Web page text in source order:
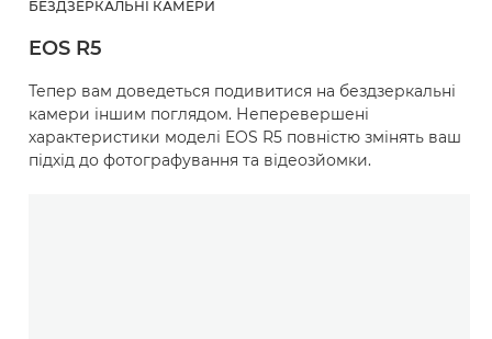
БЕЗДЗЕРКАЛЬНІ КАМЕРИ
EOS R5
Тепер вам доведеться подивитися на бездзеркальні
камери іншим поглядом. Неперевершені
характеристики моделі EOS R5 повністю змінять ваш
підхід до фотографування та відеозйомки.